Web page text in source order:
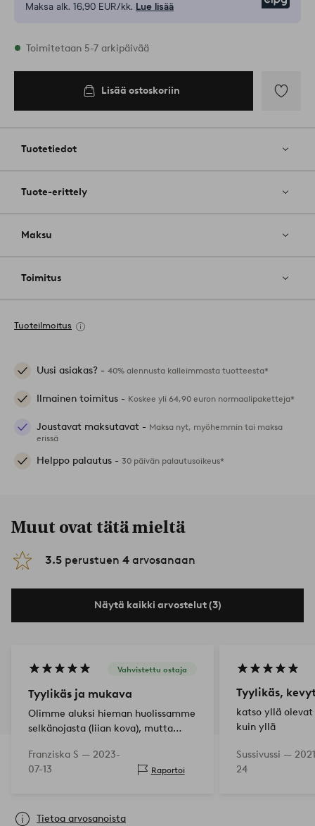
Maksa alk. 16,90 EUR/kk. Lue lisää
Varastossa
Toimitetaan 5-7 arkipäivää
Lisää ostoskoriin
Tuotetiedot
Tuote-erittely
Maksu
Toimitus
Tuoteilmoitus
Uusi asiakas? - 40% alennusta kalleimmasta tuotteesta*
Ilmainen toimitus - Koskee yli 64,90 euron normaalipaketteja*
Joustavat maksutavat - Maksa nyt, myöhemmin tai maksa
erissä
Helppo palautus - 30 päivän palautusoikeus*
Muut ovat tätä mieltä
3.5 perustuen 4 arvosanaan
Näytä kaikki arvostelut (3)
Vahvistettu ostaja
Tyylikäs ja mukava
Olimme aluksi hieman huolissamme
selkänojasta (liian kova), mutta
ihmisille (190cm+). Pidämme todella
suunnittelusta ja ammattitaidosta.
Franziska S — 2023-
07-13
Raportoi
Tyylikäs,
katso yllä
kuin yllä
Sussivussi —
24
Tietoa arvosanoista